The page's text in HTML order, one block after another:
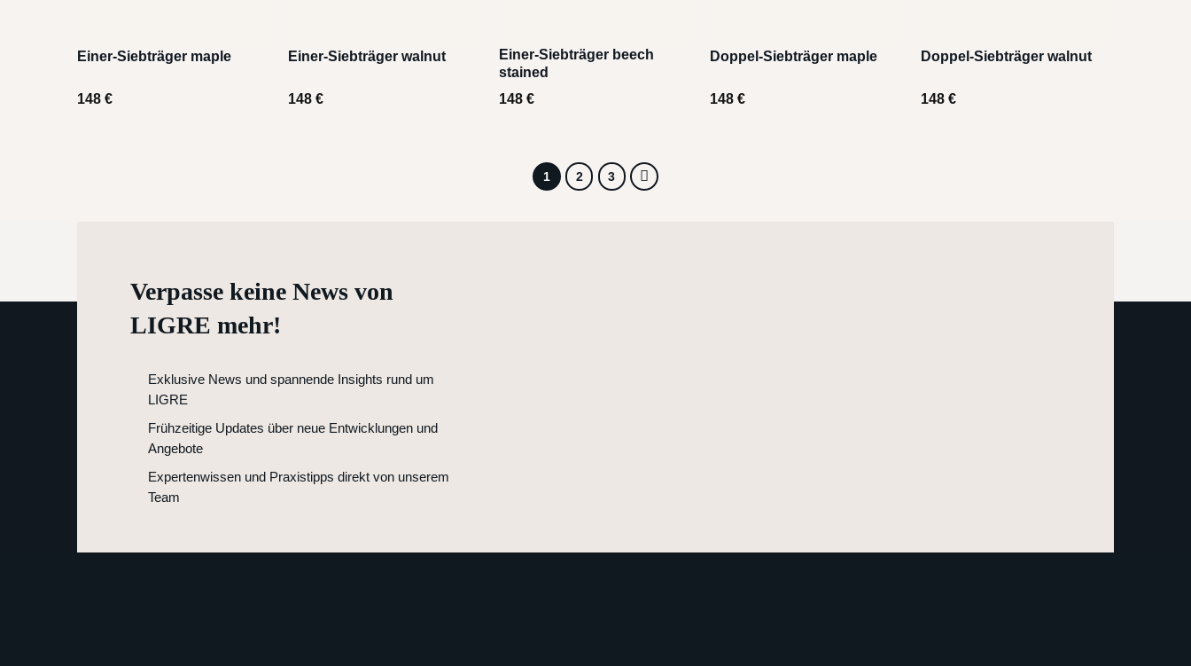
Einer-Siebträger maple
148 €
Einer-Siebträger walnut
148 €
Einer-Siebträger beech
stained
148 €
Doppel-Siebträger maple
148 €
Doppel-Siebträger walnut
148 €
1 2 3
Verpasse keine News von
LIGRE mehr!
Exklusive News und spannende Insights rund um
LIGRE
Frühzeitige Updates über neue Entwicklungen und
Angebote
Expertenwissen und Praxistipps direkt von unserem
Team